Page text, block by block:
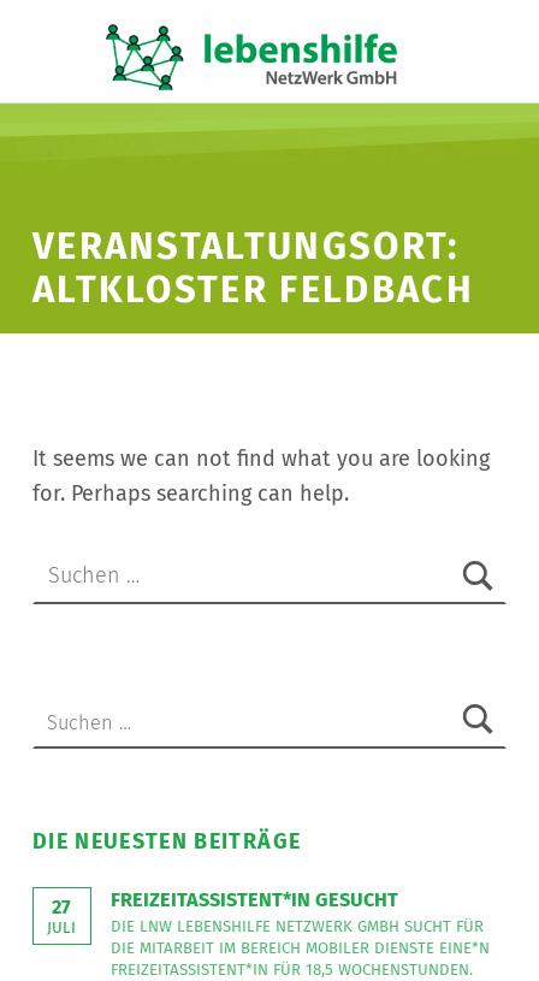
VERANSTALTUNGSORT:
ALTKLOSTER FELDBACH
It seems we can not find what you are looking
for. Perhaps searching can help.
DIE NEUESTEN BEITRÄGE
27
JULI
FREIZEITASSISTENT*IN GESUCHT
DIE LNW LEBENSHILFE NETZWERK GMBH SUCHT FÜR
DIE MITARBEIT IM BEREICH MOBILER DIENSTE EINE*N
FREIZEITASSISTENT*IN FÜR 18,5 WOCHENSTUNDEN.